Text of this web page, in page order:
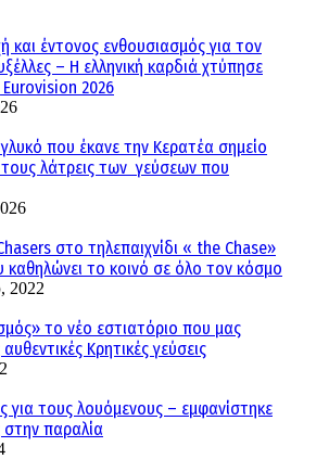
και έντονος ενθουσιασμός για τον
– Η ελληνική καρδιά χτύπησε
2026
που έκανε την Κερατέα σημείο
λάτρεις των γεύσεων που
στο τηλεπαιχνίδι « the Chase»
το κοινό σε όλο τον κόσμο
2022
το νέο εστιατόριο που μας
Κρητικές γεύσεις
για τους λουόμενους – εμφανίστηκε
στην παραλία